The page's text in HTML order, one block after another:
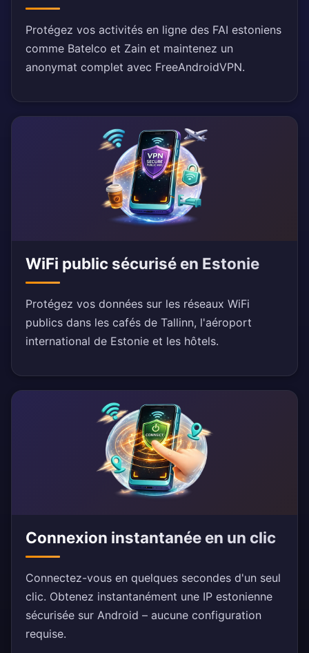
Protégez vos activités en ligne des FAI estoniens
comme Batelco et Zain et maintenez un
anonymat complet avec FreeAndroidVPN.
WiFi public sécurisé en Estonie
Protégez vos données sur les réseaux WiFi
publics dans les cafés de Tallinn, l'aéroport
international de Estonie et les hôtels.
Connexion instantanée en un clic
Connectez-vous en quelques secondes d'un seul
clic. Obtenez instantanément une IP estonienne
sécurisée sur Android – aucune configuration
requise.